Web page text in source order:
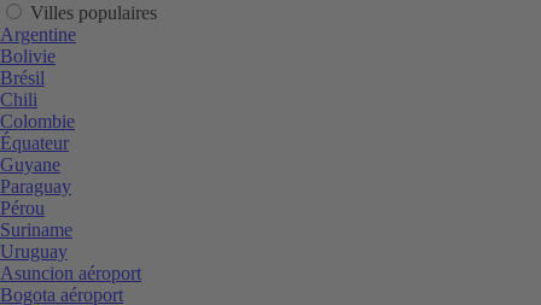
Villes populaires
Argentine
Bolivie
Brésil
Chili
Colombie
Équateur
Guyane
Paraguay
Pérou
Suriname
Uruguay
Asuncion aéroport
Bogota aéroport